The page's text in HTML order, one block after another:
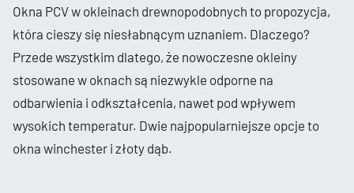
Okna PCV w okleinach drewnopodobnych to propozycja,
która cieszy się niesłabnącym uznaniem. Dlaczego?
Przede wszystkim dlatego, że nowoczesne okleiny
stosowane w oknach są niezwykle odporne na
odbarwienia i odkształcenia, nawet pod wpływem
wysokich temperatur. Dwie najpopularniejsze opcje to
okna winchester i złoty dąb.